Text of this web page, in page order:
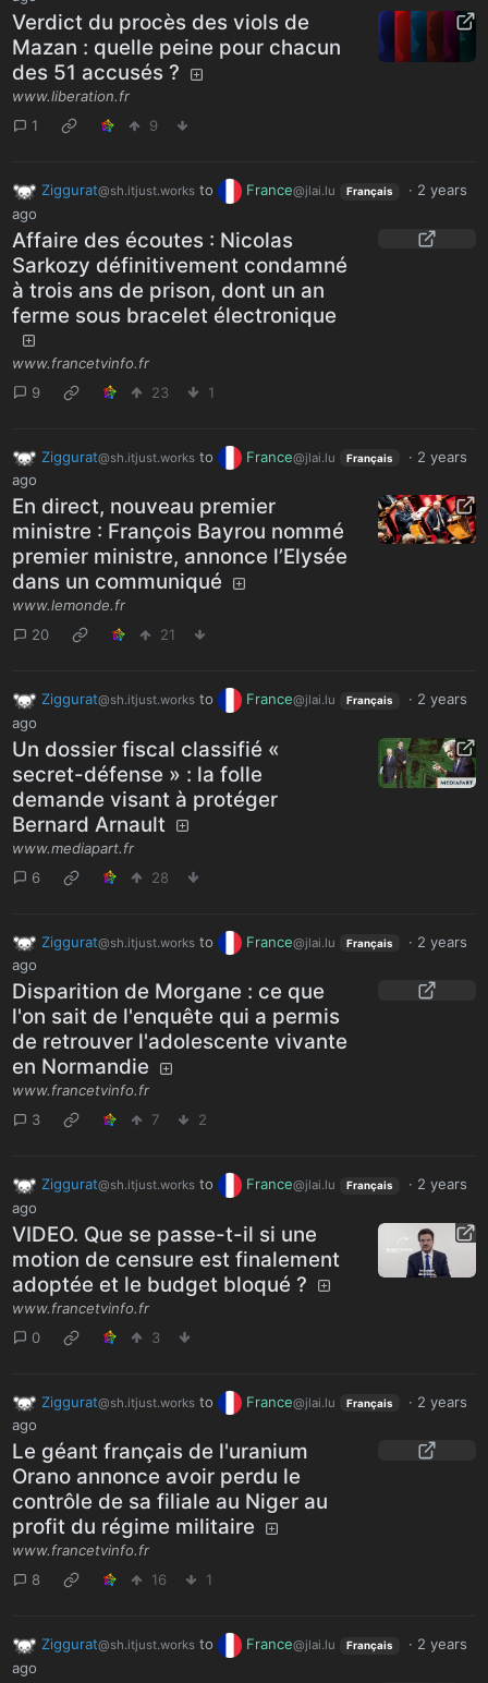
Verdict du procès des viols de
Mazan : quelle peine pour chacun
des 51 accusés ?
www.liberation.fr
1
9
Ziggurat@sh.itjust.worksto France@jlai.lu Français · 2 years
ago
Affaire des écoutes : Nicolas
Sarkozy définitivement condamné
à trois ans de prison, dont un an
ferme sous bracelet électronique
www.francetvinfo.fr
9
23 1
Ziggurat@sh.itjust.worksto France@jlai.lu Français · 2 years
ago
En direct, nouveau premier
ministre : François Bayrou nommé
premier ministre, annonce l’Elysée
dans un communiqué
www.lemonde.fr
20
21
Ziggurat@sh.itjust.worksto France@jlai.lu Français · 2 years
ago
Un dossier fiscal classifié «
secret-défense » : la folle
demande visant à protéger
Bernard Arnault
www.mediapart.fr
6
28
Ziggurat@sh.itjust.worksto France@jlai.lu Français · 2 years
ago
Disparition de Morgane : ce que
l'on sait de l'enquête qui a permis
de retrouver l'adolescente vivante
en Normandie
www.francetvinfo.fr
3
7 2
Ziggurat@sh.itjust.worksto France@jlai.lu Français · 2 years
ago
VIDEO. Que se passe-t-il si une
motion de censure est finalement
adoptée et le budget bloqué ?
www.francetvinfo.fr
0
3
Ziggurat@sh.itjust.worksto France@jlai.lu Français · 2 years
ago
Le géant français de l'uranium
Orano annonce avoir perdu le
contrôle de sa filiale au Niger au
profit du régime militaire
www.francetvinfo.fr
8
16 1
Ziggurat@sh.itjust.worksto France@jlai.lu Français · 2 years
ago